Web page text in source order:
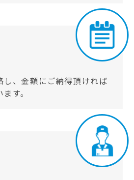
し、金額にご納得頂ければ
す。